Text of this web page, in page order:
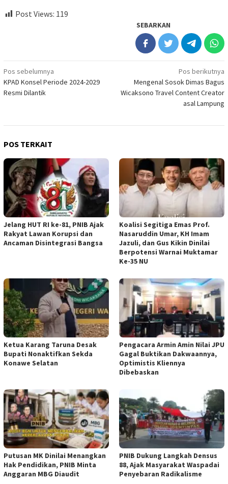
Post Views: 119
SEBARKAN
Navigasi
pos
Pos sebelumnya
KPAD Konsel Periode 2024-2029
Resmi Dilantik
Pos berikutnya
Mengenal Sosok Dimas Bagus
Wicaksono Travel Content Creator
asal Lampung
POS TERKAIT
Jelang HUT RI ke-81, PNIB Ajak
Rakyat Lawan Korupsi dan
Ancaman Disintegrasi Bangsa
Koalisi Segitiga Emas Prof.
Nasaruddin Umar, KH Imam
Jazuli, dan Gus Kikin Dinilai
Berpotensi Warnai Muktamar
Ke-35 NU
Ketua ‎Karang Taruna Desak
Bupati Nonaktifkan Sekda
Konawe Selatan
‎Pengacara Armin Amin Nilai JPU
Gagal Buktikan Dakwaannya,
Optimistis Kliennya
Dibebaskan
Putusan MK Dinilai Menangkan
Hak Pendidikan, PNIB Minta
Anggaran MBG Diaudit
PNIB Dukung Langkah Densus
88, Ajak Masyarakat Waspadai
Penyebaran Radikalisme